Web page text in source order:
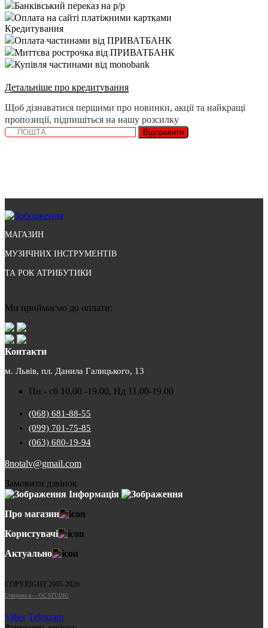
Банківський переказ на р/р
Оплата на сайті платіжними картками
Кредитування
Оплата частинами від ПРИВАТБАНК
Миттєва рострочка від ПРИВАТБАНК
Купівля частинами від monobank
Детальніше про кредитування
Щоб дізнаватися першими про новинки, акції та найкращі
пропозиції, підпишіться на нашу розсилку
Відправити
МАГАЗИН
МУЗИЧНИХ ІНСТРУМЕНТІВ
ТА РОК АТРИБУТИКИ
Ми приймаємо до оплати:
Контакти
м. Львів, пл. Данила Галицького, 13
Пн - сб 10.00 -19.00, Нд 11.00-19.00
(068) 681-88-55
(099) 701-75-85
(063) 680-19-94
8notalv@gmail.com
Замовити дзвінок
Інформація
Про магазин
Користувачі
Актуально
COPYRIGHT 2005-2026
Cтворено в — OC STUDIO
Viber Telegram